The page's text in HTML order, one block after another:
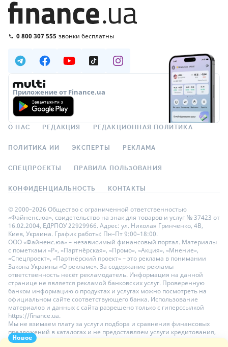
Новое
0 800 307 555 звонки бесплатны
Приложение от Finance.ua
О НАС РЕДАКЦИЯ РЕДАКЦИОННАЯ ПОЛИТИКА
ПОЛИТИКА ИИ ЭКСПЕРТЫ РЕКЛАМА
СПЕЦПРОЕКТЫ ПРАВИЛА ПОЛЬЗОВАНИЯ
КОНФИДЕНЦИАЛЬНОСТЬ КОНТАКТЫ
© 2000–2026 Общество с ограниченной ответственностью
«Файненс.юа», свидетельство на знак для товаров и услуг № 37423 от
16.02.2004, ЕДРПОУ 22929966. Адрес: ул. Николая Гринченко, 4В,
Киев, Украина. График работы: Пн–Пт 9:00–18:00.
ООО «Файненс.юа» – независимый финансовый портал. Материалы
с пометками «Р», «Партнёрская», «Промо», «Акция», «Мнение»,
«Спецпроект», «Партнёрский проект» – это реклама в понимании
Закона Украины «О рекламе». За содержание рекламы
ответственность несёт рекламодатель. Информация на данной
странице не является рекламой банковских услуг. Проверенную
банком информацию о продуктах и услугах можно посмотреть на
официальном сайте соответствующего банка. Использование
материалов и данных с сайта разрешено только с гиперссылкой
https://finance.ua.
Мы не взимаем плату за услуги подбора и сравнения финансовых
предложений в каталогах и не предоставляем услуги кредитования,
размещения депозитов и страхования. Ваши личные данные на